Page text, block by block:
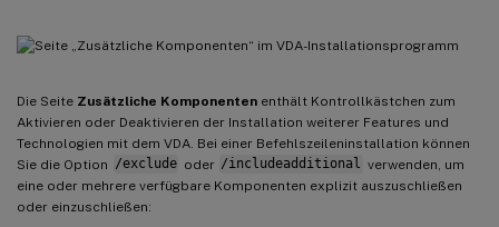
Die Seite Zusätzliche Komponenten enthält Kontrollkästchen zum
Aktivieren oder Deaktivieren der Installation weiterer Features und
Technologien mit dem VDA. Bei einer Befehlszeileninstallation können
Sie die Option /exclude oder /includeadditional verwenden, um
eine oder mehrere verfügbare Komponenten explizit auszuschließen
oder einzuschließen: